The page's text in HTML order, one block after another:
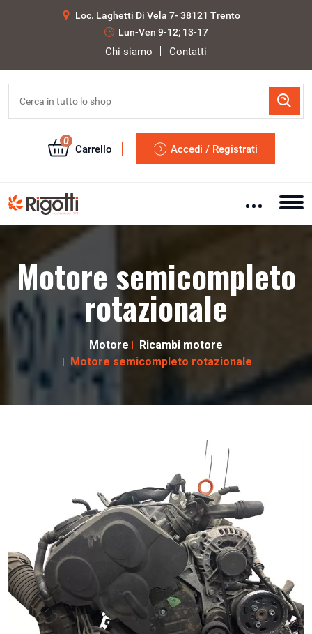
Loc. Laghetti Di Vela 7- 38121 Trento
Lun-Ven 9-12; 13-17
Chi siamo Contatti
0
Carrello Accedi / Registrati
Motore semicompleto
rotazionale
Motore
Ricambi motore
Motore semicompleto rotazionale